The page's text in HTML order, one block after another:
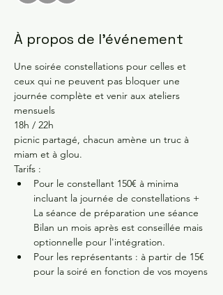
À propos de l'événement
Une soirée constellations pour celles et
ceux qui ne peuvent pas bloquer une
journée complète et venir aux ateliers
mensuels
18h / 22h
picnic partagé, chacun amène un truc à
miam et à glou.
Tarifs :
Pour le constellant 150€ à minima
incluant la journée de constellations +
La séance de préparation une séance
Bilan un mois après est conseillée mais
optionnelle pour l'intégration.
Pour les représentants : à partir de 15€
pour la soiré en fonction de vos moyens